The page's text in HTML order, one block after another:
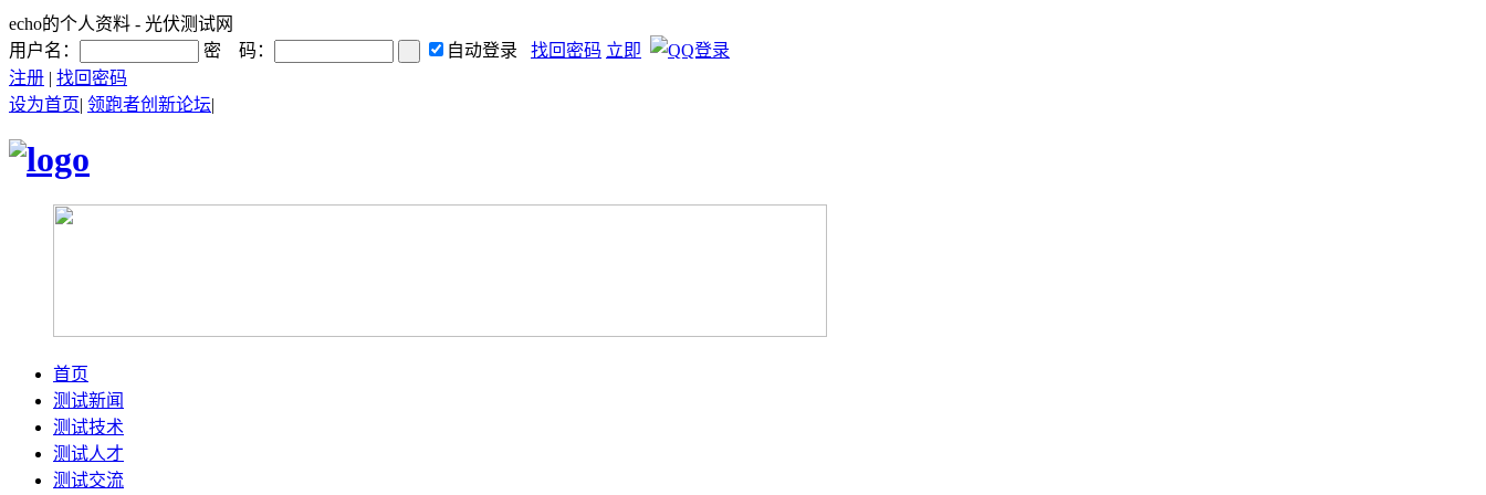
echo的个人资料 - 光伏测试网
用户名：
密 码： 自动登录 找回密码 立即
注册 | 找回密码
设为首页| 领跑者创新论坛|
首页
测试新闻
测试技术
测试人才
测试交流